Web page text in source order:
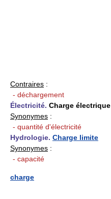
Contraires :
- déchargement
Électricité. Charge électrique
Synonymes :
- quantité d'électricité
Hydrologie. Charge limite
Synonymes :
- capacité
charge